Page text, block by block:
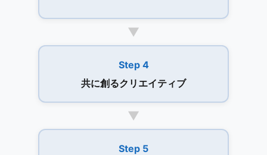
▼
Step 4
共に創るクリエイティブ
▼
Step 5